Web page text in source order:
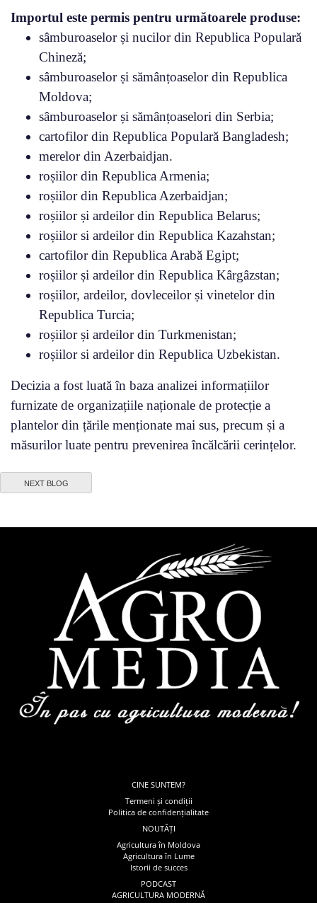
Importul este permis pentru următoarele produse:
sâmburoaselor și nucilor din Republica Populară
Chineză;
sâmburoaselor și sămânțoaselor din Republica
Moldova;
sâmburoaselor și sămânțoaselori din Serbia;
cartofilor din Republica Populară Bangladesh;
merelor din Azerbaidjan.
roșiilor din Republica Armenia;
roșiilor din Republica Azerbaidjan;
roșiilor și ardeilor din Republica Belarus;
roșiilor si ardeilor din Republica Kazahstan;
cartofilor din Republica Arabă Egipt;
roșiilor și ardeilor din Republica Kârgâzstan;
roșiilor, ardeilor, dovleceilor și vinetelor din
Republica Turcia;
roșiilor și ardeilor din Turkmenistan;
roșiilor si ardeilor din Republica Uzbekistan.
Decizia a fost luată în baza analizei informațiilor
furnizate de organizațiile naționale de protecție a
plantelor din țările menționate mai sus, precum și a
măsurilor luate pentru prevenirea încălcării cerințelor.
NEXT BLOG
CINE SUNTEM?
Termeni și condiții
Politica de confidențialitate
NOUTĂȚI
Agricultura în Moldova
Agricultura în Lume
Istorii de succes
PODCAST
AGRICULTURA MODERNĂ